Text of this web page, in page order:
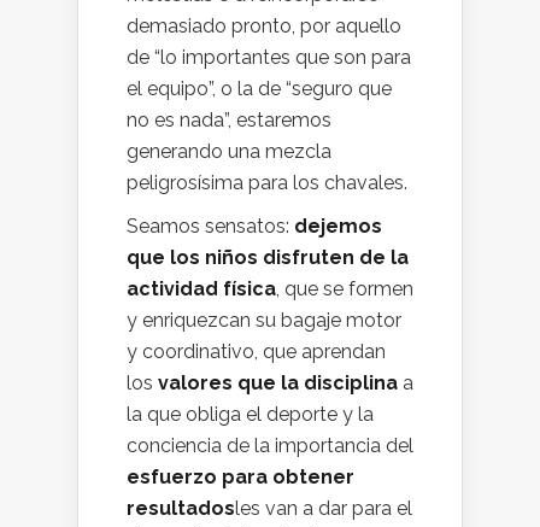
demasiado pronto, por aquello
de “lo importantes que son para
el equipo”, o la de “seguro que
no es nada”, estaremos
generando una mezcla
peligrosísima para los chavales.
Seamos sensatos: dejemos
que los niños disfruten de la
actividad física, que se formen
y enriquezcan su bagaje motor
y coordinativo, que aprendan
los valores que la disciplina a
la que obliga el deporte y la
conciencia de la importancia del
esfuerzo para obtener
resultadosles van a dar para el